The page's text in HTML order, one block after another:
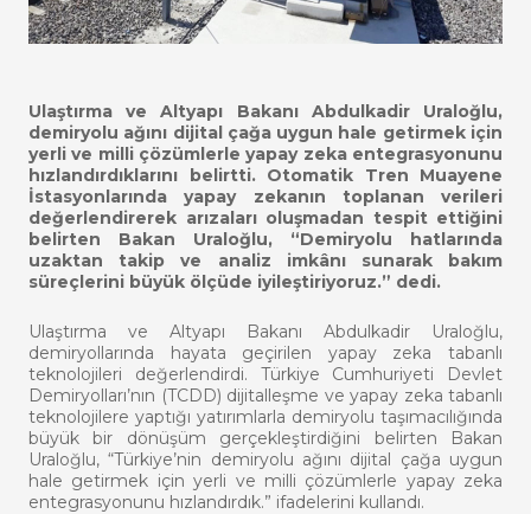
Ulaştırma ve Altyapı Bakanı Abdulkadir Uraloğlu,
demiryolu ağını dijital çağa uygun hale getirmek için
yerli ve milli çözümlerle yapay zeka entegrasyonunu
hızlandırdıklarını belirtti. Otomatik Tren Muayene
İstasyonlarında yapay zekanın toplanan verileri
değerlendirerek arızaları oluşmadan tespit ettiğini
belirten Bakan Uraloğlu, “Demiryolu hatlarında
uzaktan takip ve analiz imkânı sunarak bakım
süreçlerini büyük ölçüde iyileştiriyoruz.” dedi.
Ulaştırma ve Altyapı Bakanı Abdulkadir Uraloğlu,
demiryollarında hayata geçirilen yapay zeka tabanlı
teknolojileri değerlendirdi. Türkiye Cumhuriyeti Devlet
Demiryolları’nın (TCDD) dijitalleşme ve yapay zeka tabanlı
teknolojilere yaptığı yatırımlarla demiryolu taşımacılığında
büyük bir dönüşüm gerçekleştirdiğini belirten Bakan
Uraloğlu, “Türkiye’nin demiryolu ağını dijital çağa uygun
hale getirmek için yerli ve milli çözümlerle yapay zeka
entegrasyonunu hızlandırdık.” ifadelerini kullandı.